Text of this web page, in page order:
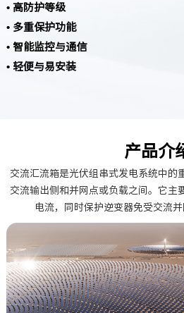
• 高防护等级
• 多重保护功能
• 智能监控与通信
• 轻便与易安装
产品介
交流汇流箱是光伏组串式发电系统中的
交流输出侧和并网点或负载之间。它主
电流，同时保护逆变器免受交流并